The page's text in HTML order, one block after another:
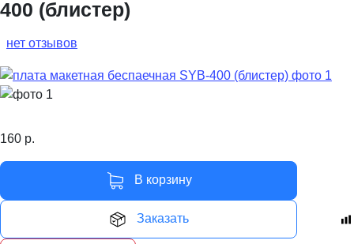
400 (блистер)
нет отзывов
160 р.
В корзину
Заказать